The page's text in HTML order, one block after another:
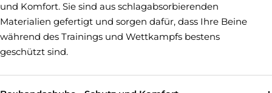
und Komfort. Sie sind aus schlagabsorbierenden
Materialien gefertigt und sorgen dafür, dass Ihre Beine
während des Trainings und Wettkampfs bestens
geschützt sind.